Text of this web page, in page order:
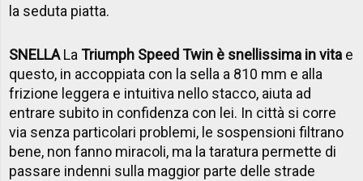
la seduta piatta.
SNELLALaTriumph Speed Twin è snellissima in vita e
questo, in accoppiata con la sella a 810 mm e alla
frizione leggera e intuitiva nello stacco, aiuta ad
entrare subito in confidenza con lei. In città si corre
via senza particolari problemi, le sospensioni filtrano
bene, non fanno miracoli, ma la taratura permette di
passare indenni sulla maggior parte delle strade